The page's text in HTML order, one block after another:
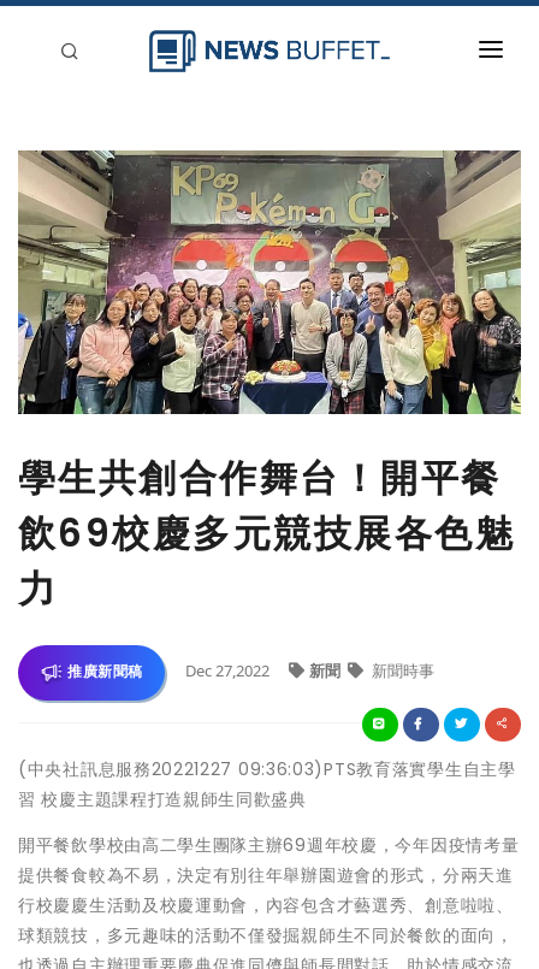
新聞稿分類
登入
刊登
學生共創合作舞台！開平餐
飲69校慶多元競技展各色魅
力
推廣新聞稿 Dec 27,2022 新聞 新聞時事
(中央社訊息服務20221227 09:36:03)PTS教育落實學生自主學
習 校慶主題課程打造親師生同歡盛典
開平餐飲學校由高二學生團隊主辦69週年校慶，今年因疫情考量
提供餐食較為不易，決定有別往年舉辦園遊會的形式，分兩天進
行校慶慶生活動及校慶運動會，內容包含才藝選秀、創意啦啦、
球類競技，多元趣味的活動不僅發掘親師生不同於餐飲的面向，